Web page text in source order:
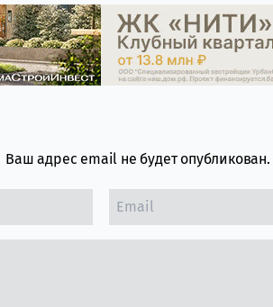
Ваш адрес email не будет опубликован.